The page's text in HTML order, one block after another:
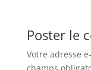
Poster le
Votre adresse